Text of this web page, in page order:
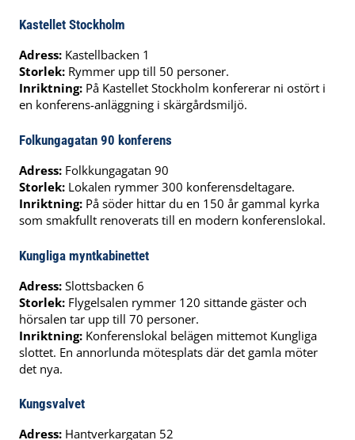
Kastellet Stockholm
Adress: Kastellbacken 1
Storlek: Rymmer upp till 50 personer.
Inriktning: På Kastellet Stockholm konfererar ni ostört i
en konferens-anläggning i skärgårdsmiljö.
Folkungagatan 90 konferens
Adress: Folkkungagatan 90
Storlek: Lokalen rymmer 300 konferensdeltagare.
Inriktning: På söder hittar du en 150 år gammal kyrka
som smakfullt renoverats till en modern konferenslokal.
Kungliga myntkabinettet
Adress: Slottsbacken 6
Storlek: Flygelsalen rymmer 120 sittande gäster och
hörsalen tar upp till 70 personer.
Inriktning: Konferenslokal belägen mittemot Kungliga
slottet. En annorlunda mötesplats där det gamla möter
det nya.
Kungsvalvet
Adress: Hantverkargatan 52